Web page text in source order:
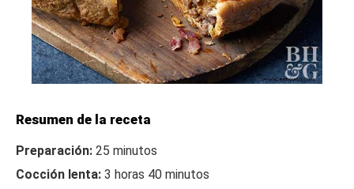
Resumen de la receta
Preparación: 25 minutos
Cocción lenta: 3 horas 40 minutos